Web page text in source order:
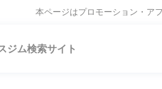
本ページはプロモーション・ア
ジム検索サイト